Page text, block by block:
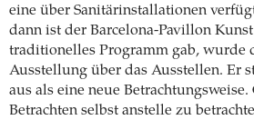
eine über Sanitärinstallationen
dann ist der Barcelona-Pavillon
traditionelles Programm gab, wurde
Ausstellung über das Ausstellen. Er
aus als eine neue
Betrachten selbst anstelle zu